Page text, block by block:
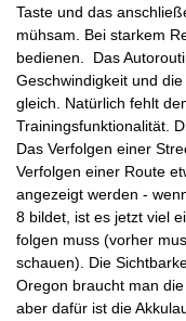
Taste und das
mühsam. Bei starkem
bedienen. Das
Geschwindigkeit und
gleich. Natürlich fehlt
Trainingsfunktionalität.
Das Verfolgen einer
Verfolgen einer Route
angezeigt werden -
8 bildet, ist es jetzt viel
folgen muss (vorher
schauen). Die
Oregon braucht man
aber dafür ist die